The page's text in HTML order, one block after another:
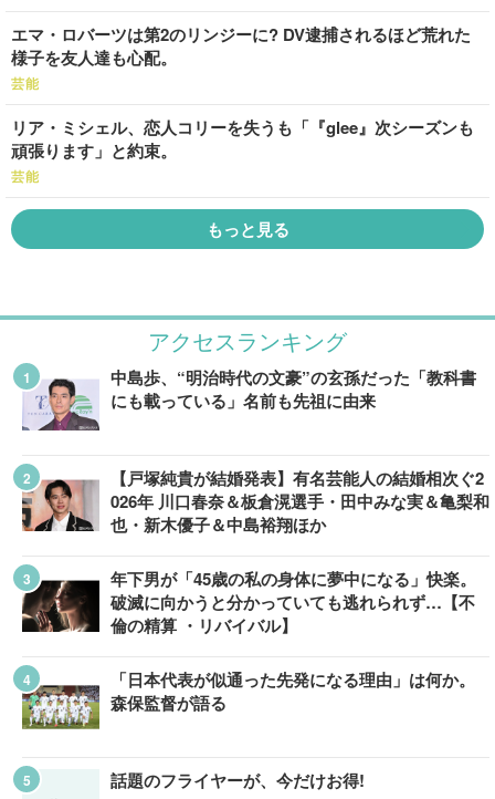
エマ・ロバーツは第2のリンジーに? DV逮捕されるほど荒れた
様子を友人達も心配。
芸能
リア・ミシェル、恋人コリーを失うも「『glee』次シーズンも
頑張ります」と約束。
芸能
もっと見る
アクセスランキング
中島歩、“明治時代の文豪”の玄孫だった「教科書
にも載っている」名前も先祖に由来
【戸塚純貴が結婚発表】有名芸能人の結婚相次ぐ2
026年 川口春奈＆板倉滉選手・田中みな実＆亀梨和
也・新木優子＆中島裕翔ほか
年下男が「45歳の私の身体に夢中になる」快楽。
破滅に向かうと分かっていても逃れられず…【不
倫の精算 ・リバイバル】
「日本代表が似通った先発になる理由」は何か。
森保監督が語る
話題のフライヤーが、今だけお得!